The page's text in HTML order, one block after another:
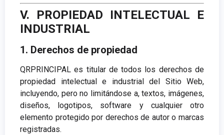
V. PROPIEDAD INTELECTUAL E
INDUSTRIAL
1. Derechos de propiedad
QRPRINCIPAL es titular de todos los derechos de
propiedad intelectual e industrial del Sitio Web,
incluyendo, pero no limitándose a, textos, imágenes,
diseños, logotipos, software y cualquier otro
elemento protegido por derechos de autor o marcas
registradas.